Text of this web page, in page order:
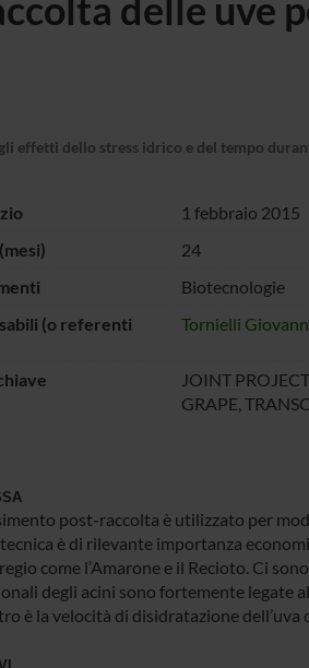
delle uve
effetti dello stress idrico e del tempo
1 febbraio 2015
24
Biotecnologie
(o referenti
Tornielli
JOINT
GRAPE,
post-raccolta è utilizzato per
è di rilevante importanza
come l’Amarone e il Recioto. Ci
degli acini sono fortemente legate
è la velocità di disidratazione